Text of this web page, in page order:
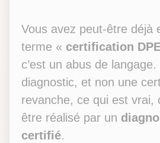
Vous avez peut-être déjà
terme « certification
c’est un abus de
diagnostic, et non une
revanche, ce qui est vrai,
être réalisé par un
certifié.